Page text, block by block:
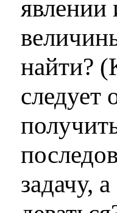
явлении
найти?
следует
задачу,